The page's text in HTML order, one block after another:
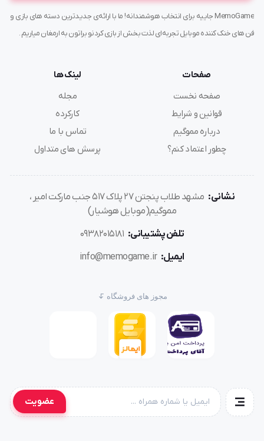
MemoGame جاییه برای انتخاب هوشمندانه! ما با ارائه‌ی جدیدترین دسته های بازی و
فن های خنک کننده موبایل تجربه‌ای لذت بخش از بازی کردنو براتون به ارمغان میاریم .
صفحات
صفحه نخست
قوانین و شرایط
درباره مموگیم
چطور اعتماد کنم؟
لینک ها
مجله
کارکرده
تماس با ما
پرسش های متداول
نشانی:
مشهد طلاب پنجتن ۲۷ پلاک ۵۱۷ جنب مارکت امیر ،
مموگیم(موبایل هوشیار)
تلفن پشتیبانی: ۰۹۳۸۲۰۱۵۱۸۱
ایمیل: info@memogame.ir
مجوز های فروشگاه
عضویت